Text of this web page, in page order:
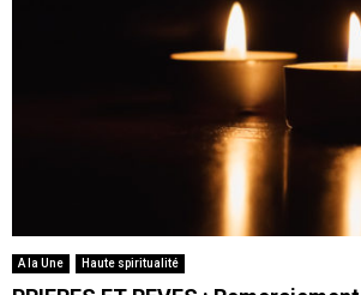
A la Une Haute spiritualité